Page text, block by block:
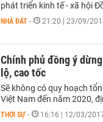
phát triển kinh tế - xã hội
NHÀ ĐẤT - 21:20 | 23/09/
Chính phủ đồng ý
lộ, cao tốc
Sẽ không có quy hoạch
Việt Nam đến năm 2020,
THỜI SỰ - 16:16 | 12/03/